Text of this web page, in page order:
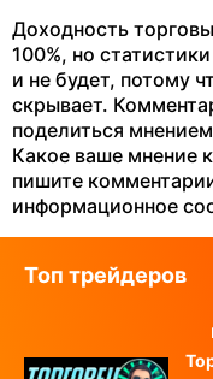
Доходность
100%, но
и не будет, потому
скрывает.
поделиться
Какое ваше мнение
пишите
информационное
Топ трейдеров